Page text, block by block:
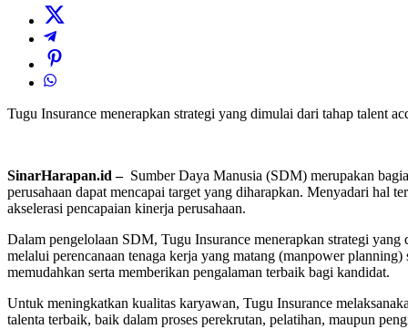
Tugu Insurance menerapkan strategi yang dimulai dari tahap talent
SinarHarapan.id – Sumber Daya Manusia (SDM) merupakan
perusahaan dapat mencapai target yang diharapkan. Menyadari hal
akselerasi pencapaian kinerja perusahaan.
Dalam pengelolaan SDM, Tugu Insurance menerapkan strategi
melalui perencanaan tenaga kerja yang matang (manpower
memudahkan serta memberikan pengalaman terbaik bagi kandidat.
Untuk meningkatkan kualitas karyawan, Tugu Insurance
talenta terbaik, baik dalam proses perekrutan, pelatihan, maupun